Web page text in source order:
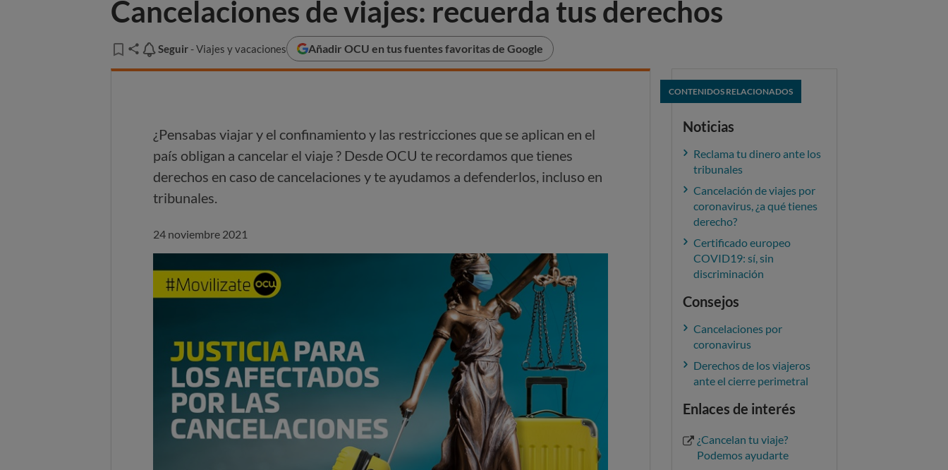
Cancelaciones de viajes: recuerda tus derechos
Seguir
Seguir - Viajes y vacaciones Añadir OCU en tus fuentes favoritas de Google
¿Pensabas viajar y el confinamiento y las restricciones que se aplican en el
país obligan a cancelar el viaje ? Desde OCU te recordamos que tienes
derechos en caso de cancelaciones y te ayudamos a defenderlos, incluso en
tribunales.
24 noviembre 2021
CONTENIDOS RELACIONADOS
Noticias
Reclama tu dinero ante los
tribunales
Cancelación de viajes por
coronavirus, ¿a qué tienes
derecho?
Certificado europeo
COVID19: sí, sin
discriminación
Consejos
Cancelaciones por
coronavirus
Derechos de los viajeros
ante el cierre perimetral
Enlaces de interés
¿Cancelan tu viaje?
Podemos ayudarte